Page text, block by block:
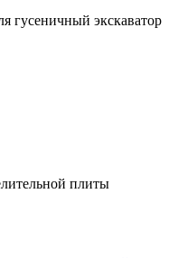
гусеничный экскаватор
плиты